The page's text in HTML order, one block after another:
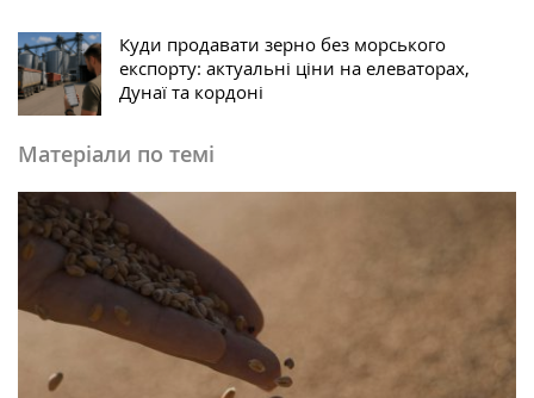
Куди продавати зерно без морського
експорту: актуальні ціни на елеваторах,
Дунаї та кордоні
Матеріали по темі